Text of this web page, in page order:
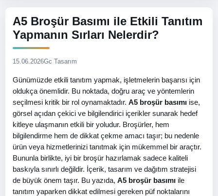
A5 Broşür Basımı ile Etkili Tanıtım
Yapmanın Sırları Nelerdir?
15.06.2026Gc Tasarım
Günümüzde etkili tanıtım yapmak, işletmelerin başarısı için
oldukça önemlidir. Bu noktada, doğru araç ve yöntemlerin
seçilmesi kritik bir rol oynamaktadır. A5 broşür basımı ise,
görsel açıdan çekici ve bilgilendirici içerikler sunarak hedef
kitleye ulaşmanın etkili bir yoludur. Broşürler, hem
bilgilendirme hem de dikkat çekme amacı taşır; bu nedenle
ürün veya hizmetlerinizi tanıtmak için mükemmel bir araçtır.
Bununla birlikte, iyi bir broşür hazırlamak sadece kaliteli
baskıyla sınırlı değildir. İçerik, tasarım ve dağıtım stratejisi
de büyük önem taşır. Bu yazıda, A5 broşür basımı ile
tanıtım yaparken dikkat edilmesi gereken püf noktalarını